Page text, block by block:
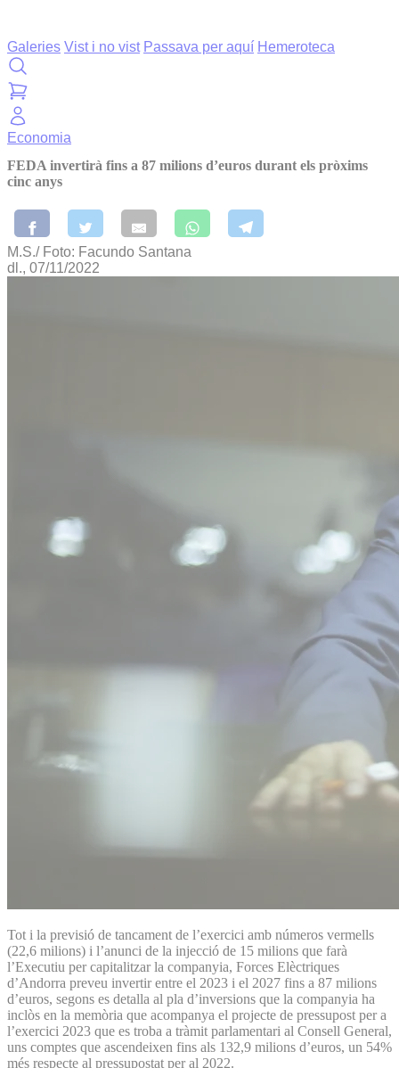
Galeries Vist i no vist Passava per aquí Hemeroteca
Economia
FEDA invertirà fins a 87 milions d’euros durant els pròxims
cinc anys
M.S./ Foto: Facundo Santana
dl., 07/11/2022
Tot i la previsió de tancament de l’exercici amb números vermells
(22,6 milions) i l’anunci de la injecció de 15 milions que farà
l’Executiu per capitalitzar la companyia, Forces Elèctriques
d’Andorra preveu invertir entre el 2023 i el 2027 fins a 87 milions
d’euros, segons es detalla al pla d’inversions que la companyia ha
inclòs en la memòria que acompanya el projecte de pressupost per a
l’exercici 2023 que es troba a tràmit parlamentari al Consell General,
uns comptes que ascendeixen fins als 132,9 milions d’euros, un 54%
més respecte al pressupostat per al 2022.